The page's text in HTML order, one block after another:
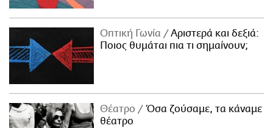
Οπτική Γωνία
Αριστερά και δεξιά:
Ποιος θυμάται πια τι σημαίνουν;
Θέατρο
Όσα ζούσαμε, τα κάναμε
θέατρο